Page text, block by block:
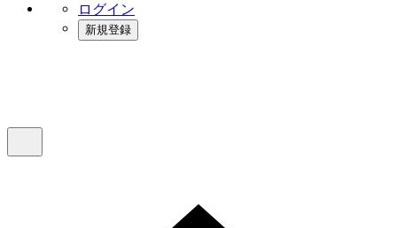
ログイン
新規登録